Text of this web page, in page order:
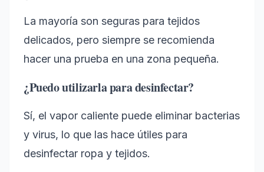
La mayoría son seguras para tejidos
delicados, pero siempre se recomienda
hacer una prueba en una zona pequeña.
¿Puedo utilizarla para desinfectar?
Sí, el vapor caliente puede eliminar bacterias
y virus, lo que las hace útiles para
desinfectar ropa y tejidos.